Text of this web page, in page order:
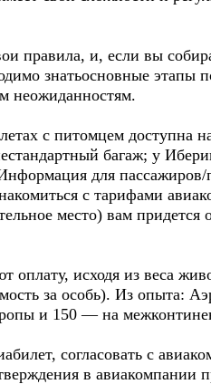
правила, и, если вы
знатьосновные
неожиданностям.
с питомцем доступна
багаж; у
для пассажиров/
с тарифами
место) вам придется
оплату, исходя из веса
за особь). Из опыта:
и 150 — на
согласовать с
в авиакомпании